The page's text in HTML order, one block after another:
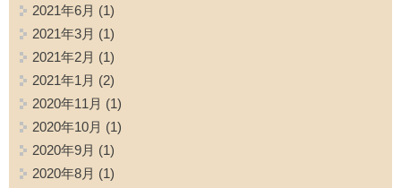
2021年6月 (1)
2021年3月 (1)
2021年2月 (1)
2021年1月 (2)
2020年11月 (1)
2020年10月 (1)
2020年9月 (1)
2020年8月 (1)